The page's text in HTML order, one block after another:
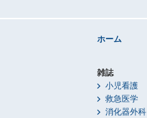
ホーム
雑誌
小児看護
救急医学
消化器外科